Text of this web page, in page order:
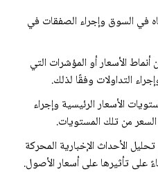
في السوق وإجراء الصفقات في
الأسعار أو المؤشرات التي
التداولات وفقًا لذلك.
الأسعار الرئيسية وإجراء
من تلك المستويات.
تحليل الأحداث الإخبارية المحركة
على تأثيرها على أسعار الأصول.